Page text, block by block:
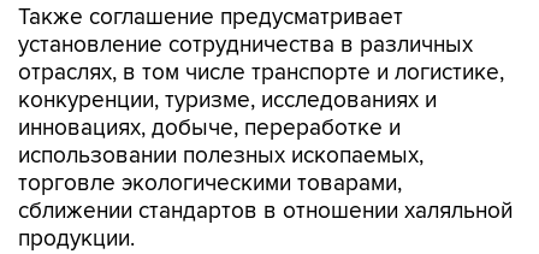
Также соглашение предусматривает
установление сотрудничества в различных
отраслях, в том числе транспорте и логистике,
конкуренции, туризме, исследованиях и
инновациях, добыче, переработке и
использовании полезных ископаемых,
торговле экологическими товарами,
сближении стандартов в отношении халяльной
продукции.